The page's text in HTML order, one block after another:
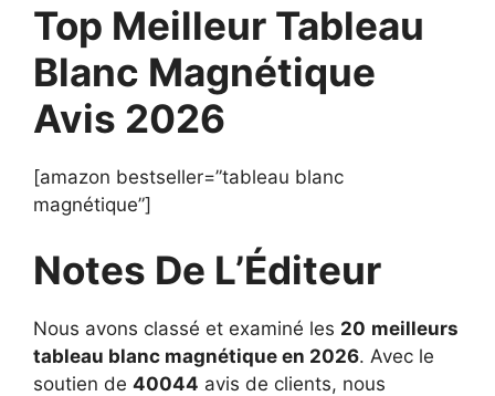
Top Meilleur Tableau
Blanc Magnétique
Avis 2026
[amazon bestseller=”tableau blanc
magnétique”]
Notes De L’Éditeur
Nous avons classé et examiné les 20 meilleurs
tableau blanc magnétique en 2026. Avec le
soutien de 40044 avis de clients, nous